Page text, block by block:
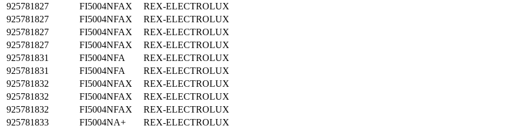
925781827
FI5004NFAX
REX-ELECTROLUX
925781827
FI5004NFAX
REX-ELECTROLUX
925781827
FI5004NFAX
REX-ELECTROLUX
925781827
FI5004NFAX
REX-ELECTROLUX
925781831
FI5004NFA
REX-ELECTROLUX
925781831
FI5004NFA
REX-ELECTROLUX
925781832
FI5004NFAX
REX-ELECTROLUX
925781832
FI5004NFAX
REX-ELECTROLUX
925781832
FI5004NFAX
REX-ELECTROLUX
925781833
FI5004NA+
REX-ELECTROLUX